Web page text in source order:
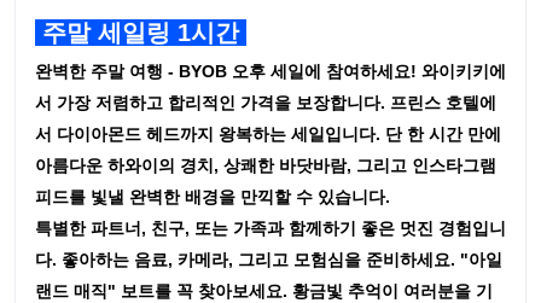
주말 세일링 1시간
완벽한 주말 여행 - BYOB 오후 세일에 참여하세요! 와이키키에
서 가장 저렴하고 합리적인 가격을 보장합니다. 프린스 호텔에
서 다이아몬드 헤드까지 왕복하는 세일입니다. 단 한 시간 만에
아름다운 하와이의 경치, 상쾌한 바닷바람, 그리고 인스타그램
피드를 빛낼 완벽한 배경을 만끽할 수 있습니다.
특별한 파트너, 친구, 또는 가족과 함께하기 좋은 멋진 경험입니
다. 좋아하는 음료, 카메라, 그리고 모험심을 준비하세요. "아일
랜드 매직" 보트를 꼭 찾아보세요. 황금빛 추억이 여러분을 기